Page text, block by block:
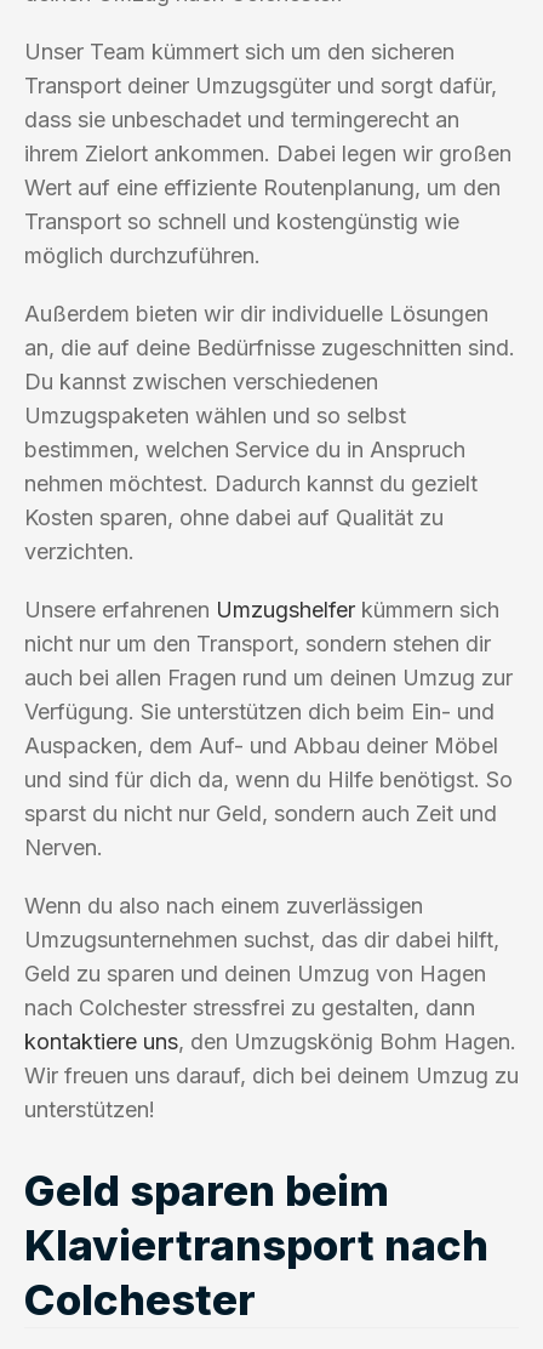
Unser Team kümmert sich um den sicheren
Transport deiner Umzugsgüter und sorgt dafür,
dass sie unbeschadet und termingerecht an
ihrem Zielort ankommen. Dabei legen wir großen
Wert auf eine effiziente Routenplanung, um den
Transport so schnell und kostengünstig wie
möglich durchzuführen.
Außerdem bieten wir dir individuelle Lösungen
an, die auf deine Bedürfnisse zugeschnitten sind.
Du kannst zwischen verschiedenen
Umzugspaketen wählen und so selbst
bestimmen, welchen Service du in Anspruch
nehmen möchtest. Dadurch kannst du gezielt
Kosten sparen, ohne dabei auf Qualität zu
verzichten.
Unsere erfahrenen Umzugshelfer kümmern sich
nicht nur um den Transport, sondern stehen dir
auch bei allen Fragen rund um deinen Umzug zur
Verfügung. Sie unterstützen dich beim Ein- und
Auspacken, dem Auf- und Abbau deiner Möbel
und sind für dich da, wenn du Hilfe benötigst. So
sparst du nicht nur Geld, sondern auch Zeit und
Nerven.
Wenn du also nach einem zuverlässigen
Umzugsunternehmen suchst, das dir dabei hilft,
Geld zu sparen und deinen Umzug von Hagen
nach Colchester stressfrei zu gestalten, dann
kontaktiere uns, den Umzugskönig Bohm Hagen.
Wir freuen uns darauf, dich bei deinem Umzug zu
unterstützen!
Geld sparen beim
Klaviertransport nach
Colchester